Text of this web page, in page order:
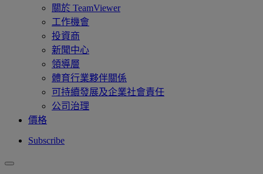
關於 TeamViewer
工作機會
投資商
新聞中心
領導層
體育行業夥伴關係
可持續發展及企業社會責任
公司治理
價格
Subscribe